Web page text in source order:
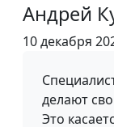
Андрей
10 декабря
делают
Это